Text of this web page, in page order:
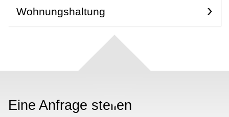
Wohnungshaltung
Eine Anfrage stellen